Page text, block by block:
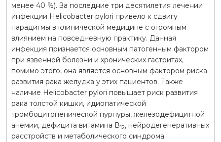
менее 40 %). За последние три десятилетия лечении
инфекции Helicobacter pylori привело к сдвигу
парадигмы в клинической медицине с огромным
влиянием на повседневную практику. Данная
инфекция признается основным патогенным фактором
при язвенной болезни и хронических гастритах,
помимо этого, она является основным фактором риска
развития рака желудка у этих пациентов. Также
наличие Helicobacter pylori повышает риск развития
рака толстой кишки, идиопатической
тромбоцитопенической пурпуры, железодефицитной
анемии, дефицита витамина В12, нейродегенеративных
расстройств и метаболического синдрома.